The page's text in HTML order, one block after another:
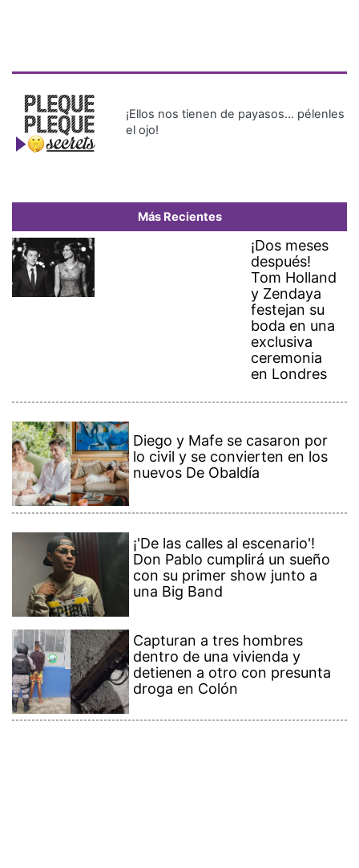
¡Ellos nos tienen de payasos… pélenles
el ojo!
Más Recientes
¡Dos meses
después!
Tom Holland
y Zendaya
festejan su
boda en una
exclusiva
ceremonia
en Londres
Diego y Mafe se casaron por
lo civil y se convierten en los
nuevos De Obaldía
¡'De las calles al escenario'!
Don Pablo cumplirá un sueño
con su primer show junto a
una Big Band
Capturan a tres hombres
dentro de una vivienda y
detienen a otro con presunta
droga en Colón